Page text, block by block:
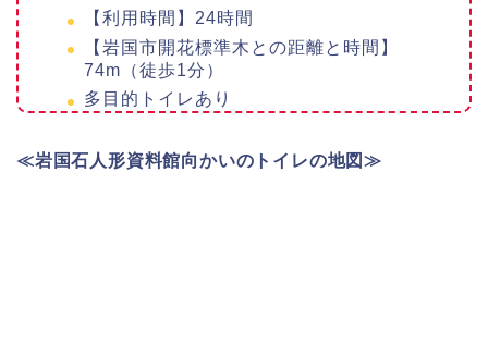
【利用時間】24時間
【岩国市開花標準木との距離と時間】
74m（徒歩1分）
多目的トイレあり
≪岩国石人形資料館向かいの トイレの地図≫